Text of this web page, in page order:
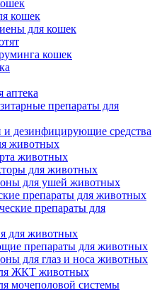
кошек
для кошек
кошек
аптека
препараты для
и дезинфицирующие средства
животных
животных
для животных
для ушей животных
препараты для животных
препараты для
для животных
препараты для животных
для глаз и носа животных
ЖКТ животных
мочеполовой системы